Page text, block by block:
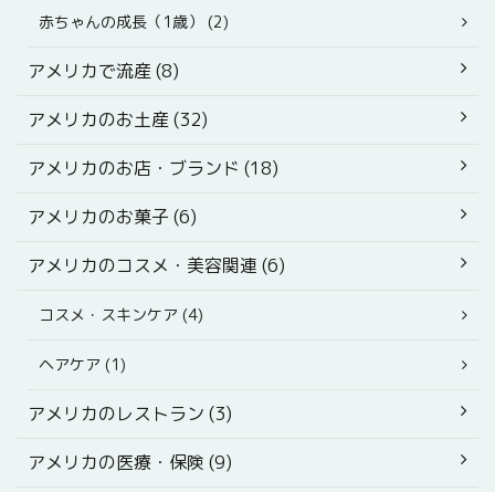
赤ちゃんの成長（1歳） (2)
アメリカで流産 (8)
アメリカのお土産 (32)
アメリカのお店・ブランド (18)
アメリカのお菓子 (6)
アメリカのコスメ・美容関連 (6)
コスメ・スキンケア (4)
ヘアケア (1)
アメリカのレストラン (3)
アメリカの医療・保険 (9)